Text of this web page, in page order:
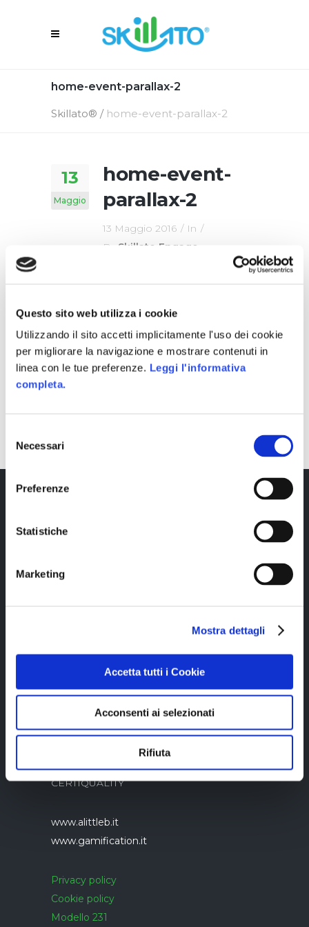
Questo sito web utilizza i cookie
Utilizzando il sito accetti implicitamente l'uso dei cookie
per migliorare la navigazione e mostrare contenuti in
linea con le tue preferenze. Leggi l'informativa
completa.
delNecessari
Preferenze
Statistiche
Marketing
Mostra dettagli
Accetta tutti i Cookie
Acconsenti ai selezionati
Rifiuta
home-event-parallax-2
Skillato® / home-event-parallax-2
13
Maggio
home-event-
parallax-2
13 Maggio 2016
In
By Skillato Engage
Azienda con sistema di gestione qualità
CERTIQUALITY
www.alittleb.it
www.gamification.it
Privacy policy
Cookie policy
Modello 231